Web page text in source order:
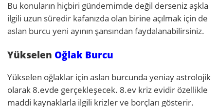
Bu konuların hiçbiri gündemimde değil derseniz aşkla
ilgili uzun süredir kafanızda olan birine açılmak için de
aslan burcu yeni ayının şansından faydalanabilirsiniz.
Yükselen Oğlak Burcu
Yükselen oğlaklar için aslan burcunda yeniay astrolojik
olarak 8.evde gerçekleşecek. 8.ev kriz evidir özellikle
maddi kaynaklarla ilgili krizler ve borçları gösterir.